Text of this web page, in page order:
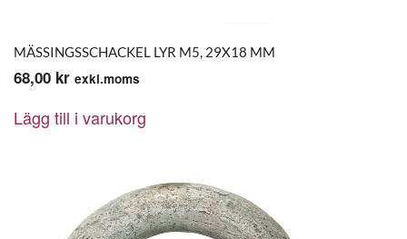
MÄSSINGSSCHACKEL LYR M5, 29X18 MM
68,00 kr exkl.moms
Lägg till i varukorg